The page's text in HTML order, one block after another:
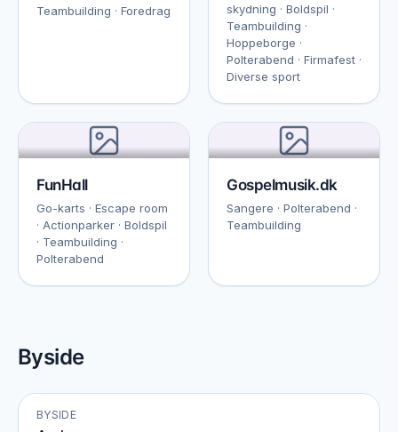
Teambuilding · Foredrag
skydning · Boldspil ·
Teambuilding ·
Hoppeborge ·
Polterabend · Firmafest ·
Diverse sport
FunHall
Go-karts · Escape room
· Actionparker · Boldspil
· Teambuilding ·
Polterabend
Gospelmusik.dk
Sangere · Polterabend ·
Teambuilding
Byside
BYSIDE